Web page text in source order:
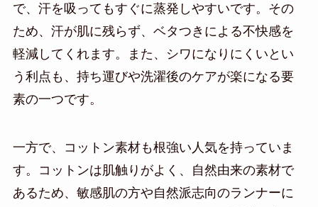
で、汗を吸ってもすぐに蒸発しやすいです。その
ため、汗が肌に残らず、ベタつきによる不快感を
軽減してくれます。また、シワになりにくいとい
う利点も、持ち運びや洗濯後のケアが楽になる要
素の一つです。
一方で、コットン素材も根強い人気を持っていま
す。コットンは肌触りがよく、自然由来の素材で
あるため、敏感肌の方や自然派志向のランナーに